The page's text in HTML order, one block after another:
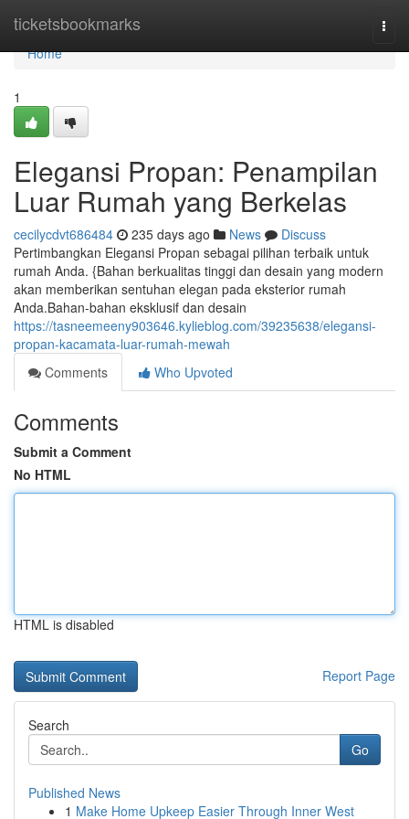
ticketsbookmarks
Home
Home
1
Elegansi Propan: Penampilan
Luar Rumah yang Berkelas
cecilycdvt686484 235 days ago News
Discuss
Pertimbangkan Elegansi Propan sebagai pilihan terbaik untuk
rumah Anda. {Bahan berkualitas tinggi dan desain yang modern
akan memberikan sentuhan elegan pada eksterior rumah
Anda.Bahan-bahan eksklusif dan desain
https://tasneemeeny903646.kylieblog.com/39235638/elegansi-
propan-kacamata-luar-rumah-mewah
Comments
Who Upvoted
Comments
Submit a Comment
No HTML
HTML is disabled
Report Page
Search
Go
Published News
1 Make Home Upkeep Easier Through Inner West